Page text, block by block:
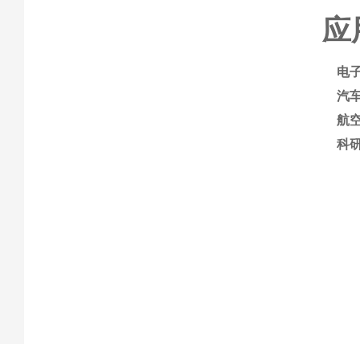
应
电
汽
航
科